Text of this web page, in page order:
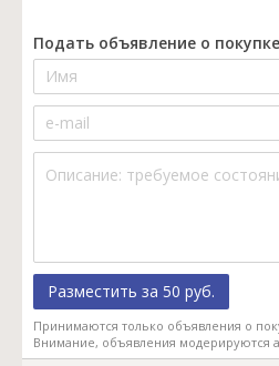
Подать объявление о покупке
Разместить за 50 руб.
Принимаются только объявления о
Внимание, объявления модерируются